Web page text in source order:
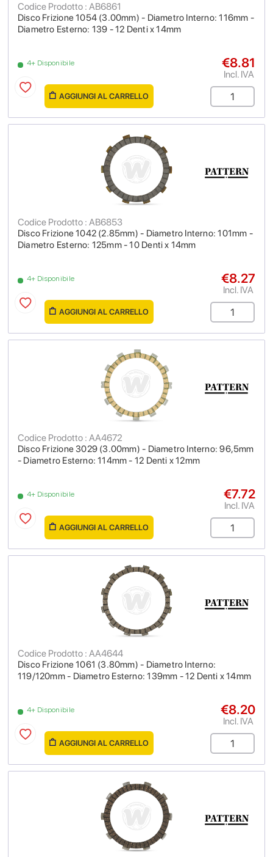
Disco Frizione 1054 (3.00mm) - Diametro Interno: 116mm -
Diametro Esterno: 139 - 12 Denti x 14mm
Codice Prodotto : AB6861
4+ Disponibile €8.81
Incl. IVA
AGGIUNGI AL CARRELLO
Disco Frizione 1042 (2.85mm) - Diametro Interno: 101mm -
Diametro Esterno: 125mm - 10 Denti x 14mm
Codice Prodotto : AB6853
4+ Disponibile €8.27
Incl. IVA
AGGIUNGI AL CARRELLO
Disco Frizione 3029 (3.00mm) - Diametro Interno: 96,5mm
- Diametro Esterno: 114mm - 12 Denti x 12mm
Codice Prodotto : AA4672
4+ Disponibile €7.72
Incl. IVA
AGGIUNGI AL CARRELLO
Disco Frizione 1061 (3.80mm) - Diametro Interno:
119/120mm - Diametro Esterno: 139mm - 12 Denti x 14mm
Codice Prodotto : AA4644
4+ Disponibile €8.20
Incl. IVA
AGGIUNGI AL CARRELLO